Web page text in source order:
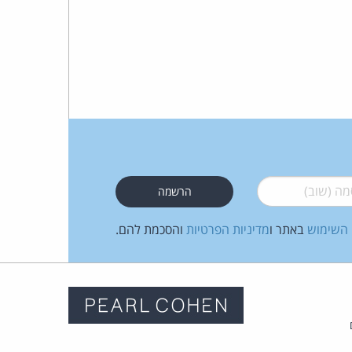
(שוב)*
השימוש באתר ומדיניות הפרטיות והסכמת להם.